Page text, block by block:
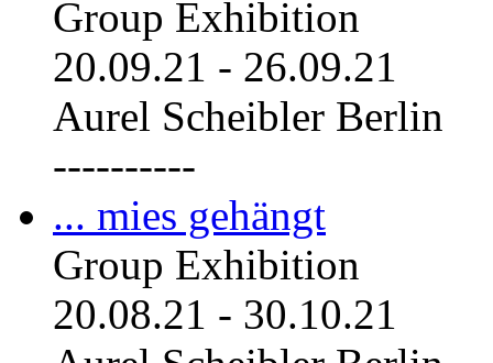
Group Exhibition
20.09.21 - 26.09.21
Aurel Scheibler Berlin
----------
... mies gehängt
Group Exhibition
20.08.21 - 30.10.21